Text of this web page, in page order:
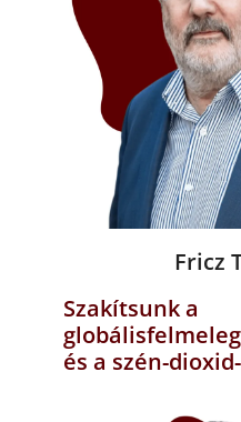
Fricz
Szakítsunk a
és a szén-